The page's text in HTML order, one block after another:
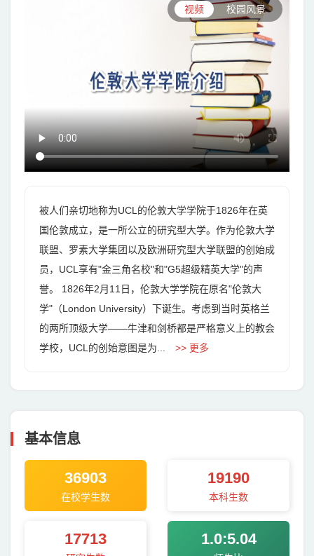
视频 校园风景
被人们亲切地称为UCL的伦敦大学学院于1826年在英
国伦敦成立，是一所公立的研究型大学。作为伦敦大学
联盟、罗素大学集团以及欧洲研究型大学联盟的创始成
员，UCL享有"金三角名校"和"G5超级精英大学"的声
誉。 1826年2月11日，伦敦大学学院在原名"伦敦大
学"（London University）下诞生。考虑到当时英格兰
的两所顶级大学——牛津和剑桥都是严格意义上的教会
学校，UCL的创始意图是为...
>> 更多
基本信息
36903
在校学生数
19190
本科生数
17713 1.0:5.04